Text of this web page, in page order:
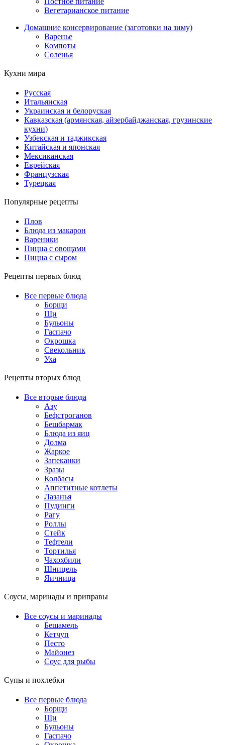
Вегетарианское питание
Домашние консервирование (заготовки на зиму)
Варенье
Компоты
Соленья
Кухни мира
Русская
Итальянская
Украинская и белоруская
Кавказская (армянская, айзербайджанская, грузинские
кухни)
Узбекская и таджикская
Китайская и японская
Мексиканская
Еврейская
Французская
Турецкая
Популярные рецепты
Плов
Блюда из макарон
Вареники
Пицца с овощами
Пицца с сыром
Рецепты первых блюд
Все первые блюда
Борщи
Щи
Бульоны
Гаспачо
Окрошка
Свекольник
Уха
Рецепты вторых блюд
Все вторые блюда
Азу
Бефстроганов
Бешбармак
Блюда из яиц
Долма
Жаркое
Запеканки
Зразы
Колбасы
Аппетитные котлеты
Лазанья
Пудинги
Рагу
Роллы
Стейк
Тефтели
Тортилья
Чахохбили
Шницель
Яичница
Соусы, маринады и приправы
Все соусы и маринады
Бешамель
Кетчуп
Песто
Майонез
Соус для рыбы
Супы и похлебки
Все первые блюда
Борщи
Щи
Бульоны
Гаспачо